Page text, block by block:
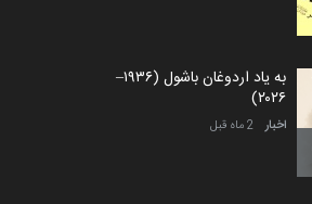
به یاد اردوغان باشول (۱۹۳۶–
۲۰۲۶)
اخبار 2 ماه قبل